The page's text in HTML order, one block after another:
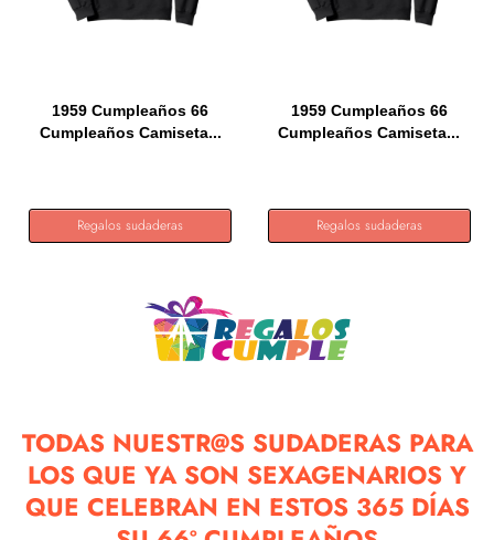
1959 Cumpleaños 66
Cumpleaños Camiseta...
Regalos sudaderas
1959 Cumpleaños 66
Cumpleaños Camiseta...
Regalos sudaderas
TODAS NUESTR@S SUDADERAS PARA
LOS QUE YA SON SEXAGENARIOS Y
QUE CELEBRAN EN ESTOS 365 DÍAS